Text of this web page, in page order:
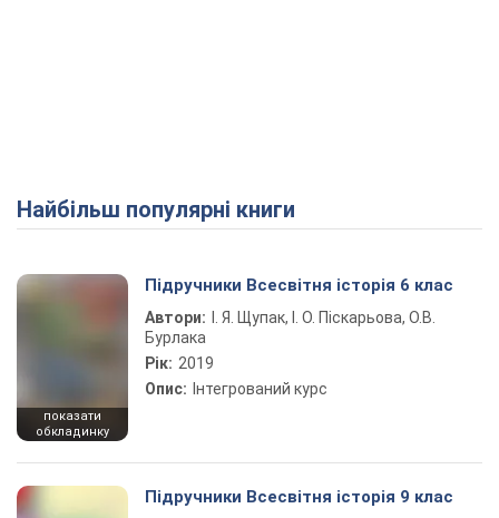
Найбільш популярні книги
показати
обкладинку
Підручники Всесвітня історія 6 клас
Автори:
І. Я. Щупак, І. О. Піскарьова, О.В.
Бурлака
Рік: 2019
Опис: Інтегрований курс
Підручники Всесвітня історія 9 клас